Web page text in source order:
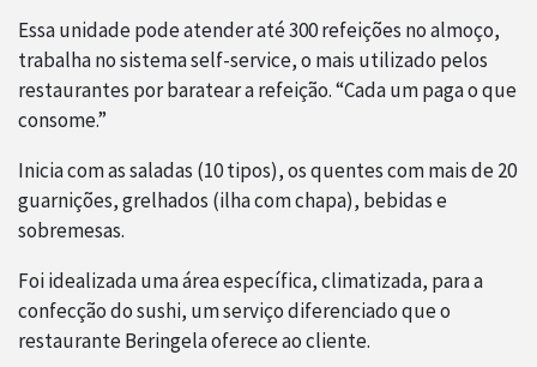
Essa unidade pode atender até 300 refeições no almoço,
trabalha no sistema self-service, o mais utilizado pelos
restaurantes por baratear a refeição. “Cada um paga o que
consome.”
Inicia com as saladas (10 tipos), os quentes com mais de 20
guarnições, grelhados (ilha com chapa), bebidas e
sobremesas.
Foi idealizada uma área específica, climatizada, para a
confecção do sushi, um serviço diferenciado que o
restaurante Beringela oferece ao cliente.